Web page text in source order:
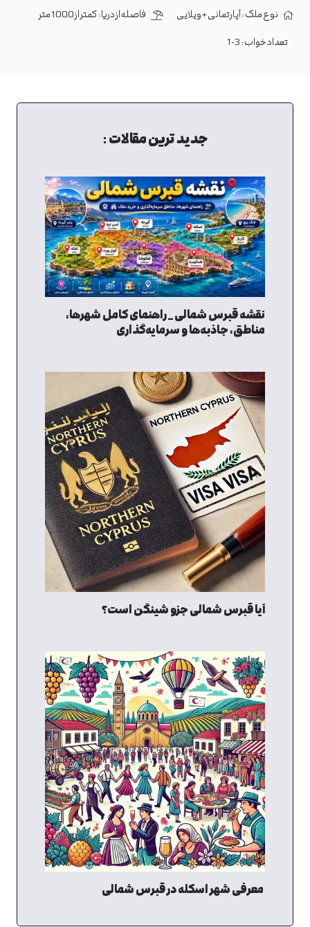
نوع ملک :آپارتمانی + ویلایی فاصله از دریا :کمتر از 1000 متر
تعداد خواب :1-3
جدید ترین مقالات :
نقشه قبرس شمالی _ راهنمای کامل شهرها،
مناطق، جاذبه‌ها و سرمایه‌گذاری
آیا قبرس شمالی جزو شینگن است؟
معرفی شهر اسکله در قبرس شمالی